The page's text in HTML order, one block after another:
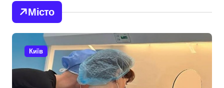
Місто
Київ